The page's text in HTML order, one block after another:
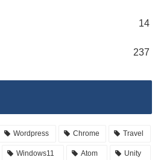
14
237
Wordpress Chrome Travel
Windows11 Atom Unity